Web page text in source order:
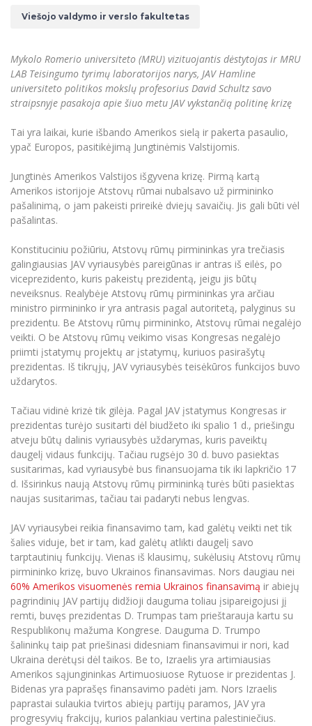
MRU merginų choras
kompetencijų vertinimas ir pripažinimas
Partnerystės
Vilniaus Karaliaus Sedžiongo institutas
Frankofoniškų šalių studijų centras
Emocinė gerovė
Mokslo laboratorijos
Doktorantūra
Projektai
Akademinė leidyba
Mokslo naujienos
Veiklos dokumentai
Darbas MRU
Universiteto simbolika
Atributika
Tarptautiškumas
Studentams
Darbuotojams
Partnerystės
Azijos centras
Vilniaus Karaliaus Sedžiongo institutas
Darbuotojams
Partnerystės
Azijos centras
Vilniaus Karaliaus Sedžiongo institutas
Frankofoniškų šalių studijų centras
Privatumo politika
Negalia ir individualieji poreikiai
Viešai skelbiama informacija
Parama Ukrainai
Civilinė sauga
Magistrantūros studijos
Vadovų MBA
Švietimo ir kultūros vadovų MPA
Papildomosios studijos
Doktorantūros studijos
Profesinės bakalauro studijos
Personalo valdymo centras
Informacija naujiems darbuotojams
Studijų Moodle (studijų vykdymui)
Darbuotojų Moodle (kompetencijų tobulinimui)
Studijų tvarkaraštis
Informacinė sistema "Studijos"
Darbuotojų elektroninis paštas
Daugiafaktorinė autentifikacija universiteto
darbuotojams (MFA)
Bendruomenės gerovė
Darbuotojų kvalifikacijos kėlimas
MRU norminių teisės aktų duomenų bazė
Intranetas
eDVS
MRU mobilios programėlės
Pagalbos sistema
Profesinė sąjunga
Kontaktų paieška
Viešojo valdymo ir verslo fakultetas
Mykolo Romerio universiteto (MRU) vizituojantis dėstytojas ir MRU
LAB Teisingumo tyrimų laboratorijos narys, JAV Hamline
universiteto politikos mokslų profesorius David Schultz savo
straipsnyje pasakoja apie šiuo metu JAV vykstančią politinę krizę
Tai yra laikai, kurie išbando Amerikos sielą ir pakerta pasaulio,
ypač Europos, pasitikėjimą Jungtinėmis Valstijomis.
Jungtinės Amerikos Valstijos išgyvena krizę. Pirmą kartą
Amerikos istorijoje Atstovų rūmai nubalsavo už pirmininko
pašalinimą, o jam pakeisti prireikė dviejų savaičių. Jis gali būti vėl
pašalintas.
Konstituciniu požiūriu, Atstovų rūmų pirmininkas yra trečiasis
galingiausias JAV vyriausybės pareigūnas ir antras iš eilės, po
viceprezidento, kuris pakeistų prezidentą, jeigu jis būtų
neveiksnus. Realybėje Atstovų rūmų pirmininkas yra arčiau
ministro pirmininko ir yra antrasis pagal autoritetą, palyginus su
prezidentu. Be Atstovų rūmų pirmininko, Atstovų rūmai negalėjo
veikti. O be Atstovų rūmų veikimo visas Kongresas negalėjo
priimti įstatymų projektų ar įstatymų, kuriuos pasirašytų
prezidentas. Iš tikrųjų, JAV vyriausybės teisėkūros funkcijos buvo
uždarytos.
Tačiau vidinė krizė tik gilėja. Pagal JAV įstatymus Kongresas ir
prezidentas turėjo susitarti dėl biudžeto iki spalio 1 d., priešingu
atveju būtų dalinis vyriausybės uždarymas, kuris paveiktų
daugelį vidaus funkcijų. Tačiau rugsėjo 30 d. buvo pasiektas
susitarimas, kad vyriausybė bus finansuojama tik iki lapkričio 17
d. Išsirinkus naują Atstovų rūmų pirmininką turės būti pasiektas
naujas susitarimas, tačiau tai padaryti nebus lengvas.
JAV vyriausybei reikia finansavimo tam, kad galėtų veikti net tik
šalies viduje, bet ir tam, kad galėtų atlikti daugelį savo
tarptautinių funkcijų. Vienas iš klausimų, sukėlusių Atstovų rūmų
pirmininko krizę, buvo Ukrainos finansavimas. Nors daugiau nei
60% Amerikos visuomenės remia Ukrainos finansavimą ir abiejų
pagrindinių JAV partijų didžioji dauguma toliau įsipareigojusi jį
remti, buvęs prezidentas D. Trumpas tam prieštarauja kartu su
Respublikonų mažuma Kongrese. Dauguma D. Trumpo
šalininkų taip pat priešinasi didesniam finansavimui ir nori, kad
Ukraina derėtųsi dėl taikos. Be to, Izraelis yra artimiausias
Amerikos sąjungininkas Artimuosiuose Rytuose ir prezidentas J.
Bidenas yra paprašęs finansavimo padėti jam. Nors Izraelis
paprastai sulaukia tvirtos abiejų partijų paramos, JAV yra
progresyvių frakcijų, kurios palankiau vertina palestiniečius.